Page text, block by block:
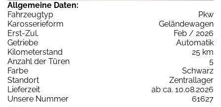
Allgemeine Daten:
Fahrzeugtyp
Pkw
Karosserieform
Geländewagen
Erst-Zul.
Feb / 2026
Getriebe
Automatik
Kilometerstand
25 km
Anzahl der Türen
5
Farbe
Schwarz
Standort
Zentrallager
Lieferzeit
ab ca. 10.08.2026
Unsere Nummer
61627